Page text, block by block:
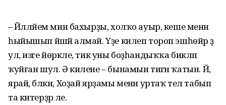
– Йәлләйем мин бахырҙы, холҡо ауыр, кеше менән
һыйышып йәшәй алмай. Үҙе килеп тороп эшһөйәр ҙә
ул, изге йөрәкле, тик уны боҙһандыҡҡа бикләп
ҡуйған шул. Ә килене – бынамын тигән ҡатын. Йә,
ярай, бәлки, Хоҙай ярҙамы менән уртаҡ тел табып
та китерҙәр әле.